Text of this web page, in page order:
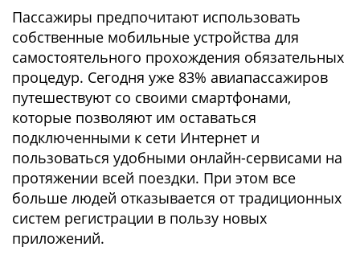
Пассажиры предпочитают использовать
собственные мобильные устройства для
самостоятельного прохождения обязательных
процедур. Сегодня уже 83% авиапассажиров
путешествуют со своими смартфонами,
которые позволяют им оставаться
подключенными к сети Интернет и
пользоваться удобными онлайн-сервисами на
протяжении всей поездки. При этом все
больше людей отказывается от традиционных
систем регистрации в пользу новых
приложений.